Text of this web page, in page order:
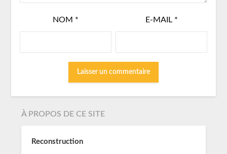
NOM * E-MAIL *
À PROPOS DE CE SITE
Reconstruction